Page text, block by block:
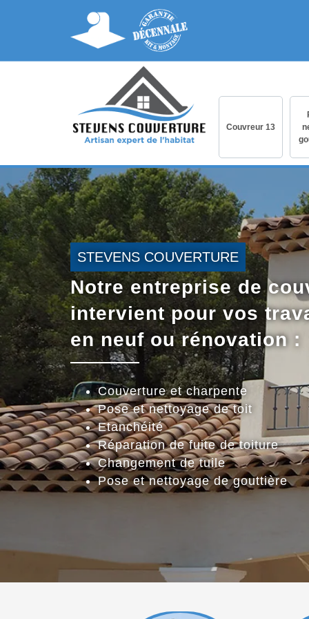
Couvreur 13
STEVENS COUVERTURE
Notre entreprise de
intervient pour vos
en neuf ou rénovation :
Couverture et charpente
Pose et nettoyage de toit
Etanchéité
Réparation de fuite de toiture
Changement de tuile
Pose et nettoyage de gouttière